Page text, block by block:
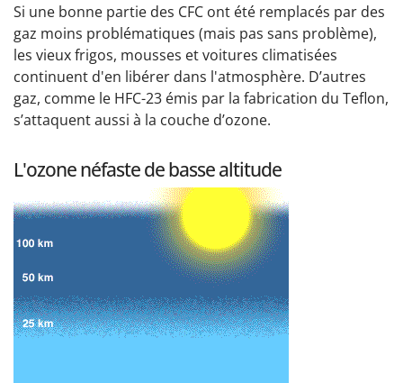
Si une bonne partie des CFC ont été remplacés par des
gaz moins problématiques (mais pas sans problème),
les vieux frigos, mousses et voitures climatisées
continuent d'en libérer dans l'atmosphère. D’autres
gaz, comme le HFC-23 émis par la fabrication du Teflon,
s’attaquent aussi à la couche d’ozone.
L'ozone néfaste de basse altitude